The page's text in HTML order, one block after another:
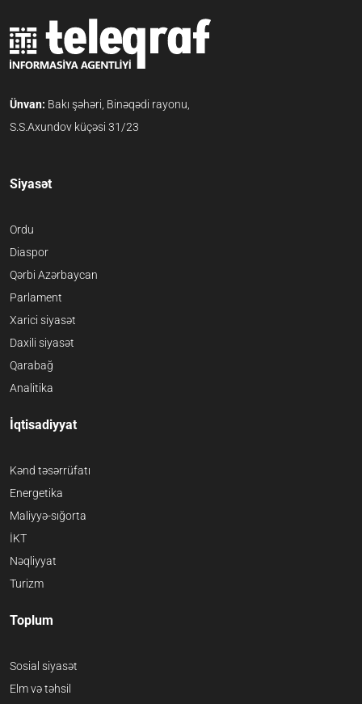
Ünvan: Bakı şəhəri, Binəqədi rayonu,
S.S.Axundov küçəsi 31/23
Siyasət
Ordu
Diaspor
Qərbi Azərbaycan
Parlament
Xarici siyasət
Daxili siyasət
Qarabağ
Analitika
İqtisadiyyat
Kənd təsərrüfatı
Energetika
Maliyyə-sığorta
İKT
Nəqliyyat
Turizm
Toplum
Sosial siyasət
Elm və təhsil